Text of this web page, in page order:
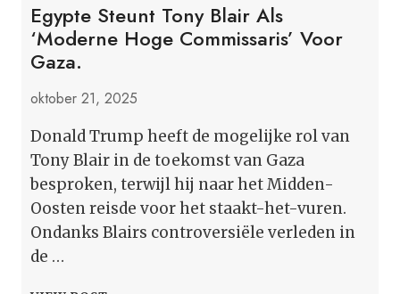
Egypte Steunt Tony Blair Als
‘moderne Hoge Commissaris’ Voor
Gaza.
oktober 21, 2025
Donald Trump heeft de mogelijke rol van
Tony Blair in de toekomst van Gaza
besproken, terwijl hij naar het Midden-
Oosten reisde voor het staakt-het-vuren.
Ondanks Blairs controversiële verleden in
de …